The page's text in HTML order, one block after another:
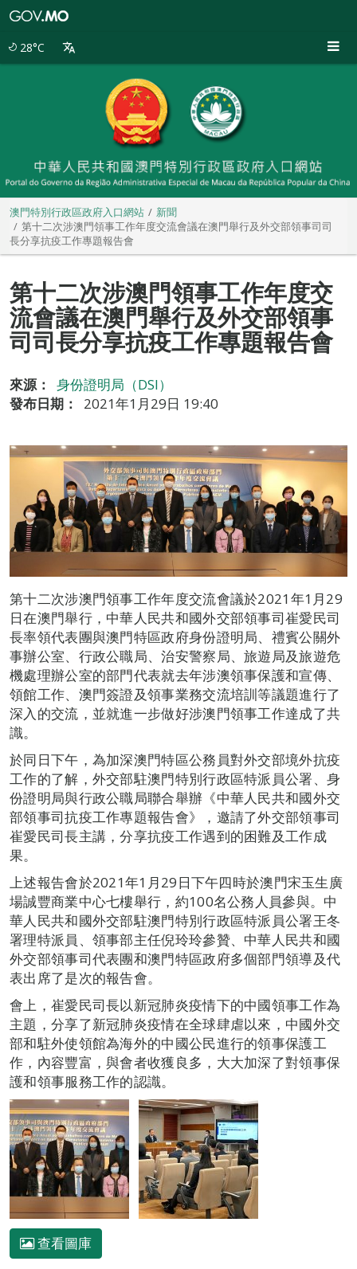
28°C
澳門特別行政區政府入口網站
新聞
第十二次涉澳門領事工作年度交流會議在澳門舉行及外交部領事司司
長分享抗疫工作專題報告會
第十二次涉澳門領事工作年度交
流會議在澳門舉行及外交部領事
司司長分享抗疫工作專題報告會
來源：
身份證明局（DSI）
發布日期：
2021年1月29日 19:40
第十二次涉澳門領事工作年度交流會議於2021年1月29
日在澳門舉行，中華人民共和國外交部領事司崔愛民司
長率領代表團與澳門特區政府身份證明局、禮賓公關外
事辦公室、行政公職局、治安警察局、旅遊局及旅遊危
機處理辦公室的部門代表就去年涉澳領事保護和宣傳、
領館工作、澳門簽證及領事業務交流培訓等議題進行了
深入的交流，並就進一步做好涉澳門領事工作達成了共
識。
於同日下午，為加深澳門特區公務員對外交部境外抗疫
工作的了解，外交部駐澳門特別行政區特派員公署、身
份證明局與行政公職局聯合舉辦《中華人民共和國外交
部領事司抗疫工作專題報告會》，邀請了外交部領事司
崔愛民司長主講，分享抗疫工作遇到的困難及工作成
果。
上述報告會於2021年1月29日下午四時於澳門宋玉生廣
場誠豐商業中心七樓舉行，約100名公務人員參與。中
華人民共和國外交部駐澳門特別行政區特派員公署王冬
署理特派員、領事部主任倪玲玲參贊、中華人民共和國
外交部領事司代表團和澳門特區政府多個部門領導及代
表出席了是次的報告會。
會上，崔愛民司長以新冠肺炎疫情下的中國領事工作為
主題，分享了新冠肺炎疫情在全球肆虐以來，中國外交
部和駐外使領館為海外的中國公民進行的領事保護工
作，內容豐富，與會者收獲良多，大大加深了對領事保
護和領事服務工作的認識。
查看圖庫